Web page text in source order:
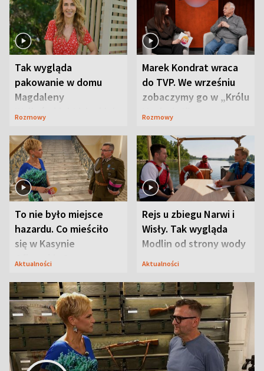
Tak wygląda
pakowanie w domu
Magdaleny
Waligórskiej-Lisieckiej.
Rozmowy
Marek Kondrat wraca
do TVP. We wrześniu
zobaczymy go w „Królu
Maciusiu I”
Rozmowy
To nie było miejsce
hazardu. Co mieściło
się w Kasynie
Oficerskim?
Aktualności
Rejs u zbiegu Narwi i
Wisły. Tak wygląda
Modlin od strony wody
Aktualności